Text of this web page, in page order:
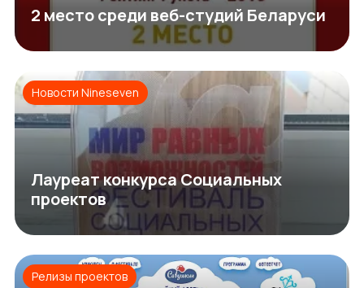
2 место среди веб-студий Беларуси
Новости Nineseven
Лауреат конкурса Социальных
проектов
Релизы проектов